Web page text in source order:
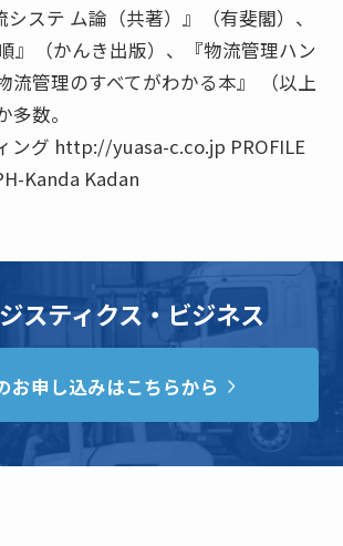
ステ ム論（共著）』（有斐閣）、
』（かんき出版）、『物流管理ハン
流管理のすべてがわかる本』 （以上
数。
ング http://yuasa-c.co.jp PROFILE
Kanda Kadan
スティクス・ビジネス
お申し込みはこちらから